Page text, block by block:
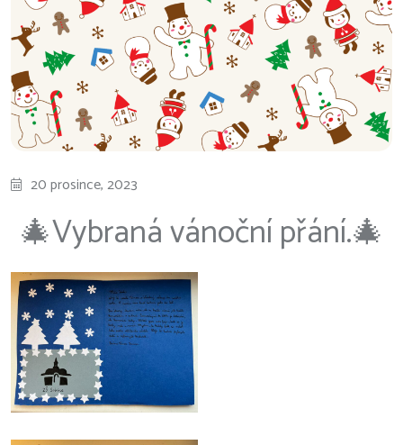
20 prosince, 2023
🎄Vybraná vánoční přání.🎄